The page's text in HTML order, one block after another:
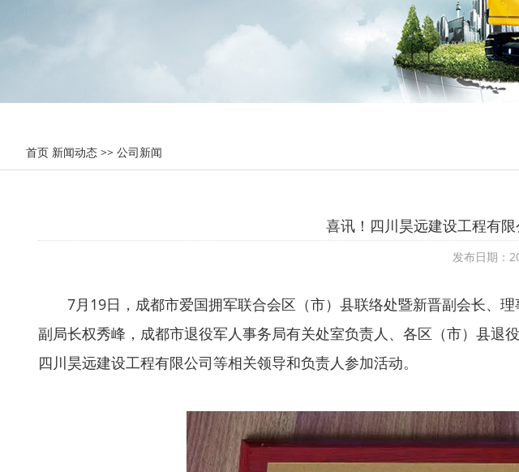
首页 新闻动态 >> 公司新闻
喜讯！四川昊远建设工程有
发布日期：
7月19日，成都市爱国拥军联合会区（市）县联络处暨新晋副会长、
副局长权秀峰，成都市退役军人事务局有关处室负责人、各区（市）县退
四川昊远建设工程有限公司等相关领导和负责人参加活动。